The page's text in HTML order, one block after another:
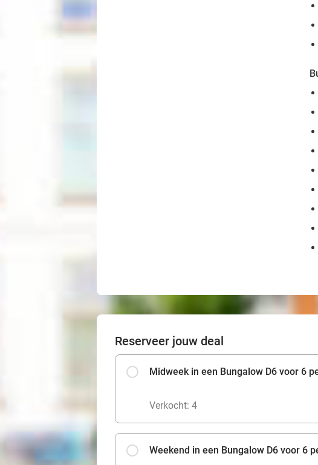
Reserveer jouw deal
Midweek in een Bungalow D6 voor 6
Verkocht: 4
Weekend in een Bungalow D6 voor 6